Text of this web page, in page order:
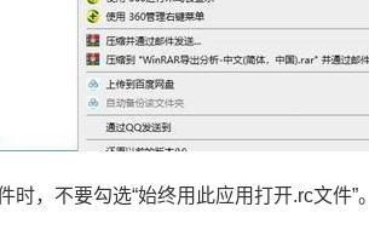
，不要勾选“始终用此应用打开.rc文件”。